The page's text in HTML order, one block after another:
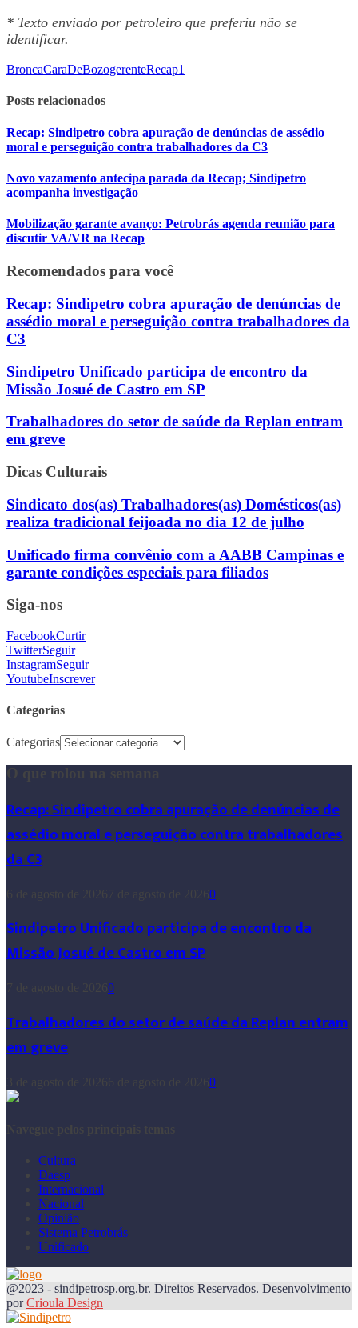
* Texto enviado por petroleiro que preferiu não se
identificar.
BroncaCaraDeBozogerenteRecap1
Posts relacionados
Recap: Sindipetro cobra apuração de denúncias de assédio
moral e perseguição contra trabalhadores da C3
Novo vazamento antecipa parada da Recap; Sindipetro
acompanha investigação
Mobilização garante avanço: Petrobrás agenda reunião para
discutir VA/VR na Recap
Recomendados para você
Recap: Sindipetro cobra apuração de denúncias de
assédio moral e perseguição contra trabalhadores da
C3
Sindipetro Unificado participa de encontro da
Missão Josué de Castro em SP
Trabalhadores do setor de saúde da Replan entram
em greve
Dicas Culturais
Sindicato dos(as) Trabalhadores(as) Domésticos(as)
realiza tradicional feijoada no dia 12 de julho
Unificado firma convênio com a AABB Campinas e
garante condições especiais para filiados
Siga-nos
FacebookCurtir
TwitterSeguir
InstagramSeguir
YoutubeInscrever
Categorias
Categorias
O que rolou na semana
Recap: Sindipetro cobra apuração de denúncias de
assédio moral e perseguição contra trabalhadores
da C3
0
Sindipetro Unificado participa de encontro da
Missão Josué de Castro em SP
0
Trabalhadores do setor de saúde da Replan entram
em greve
0
Navegue pelos principais temas
Cultura
Daesp
Internacional
Nacional
Opinião
Sistema Petrobrás
Unificado
@2023 - sindipetrosp.org.br. Direitos Reservados. Desenvolvimento
porCrioula Design